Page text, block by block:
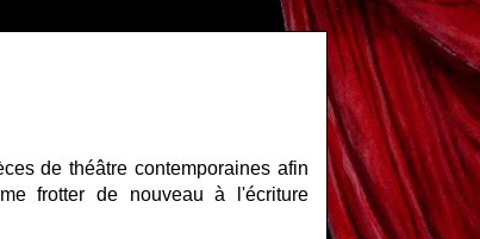
de théâtre contemporaines afin
frotter de nouveau à l'écriture